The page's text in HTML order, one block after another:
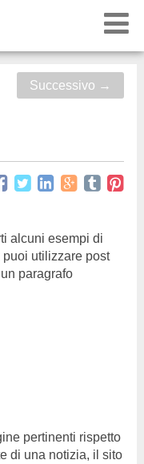
Successivo →
alcuni esempi di
utilizzare post
paragrafo
pertinenti rispetto
di una notizia, il sito